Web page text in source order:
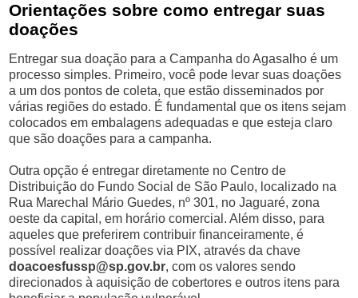
Orientações sobre como entregar suas
doações
Entregar sua doação para a Campanha do Agasalho é um
processo simples. Primeiro, você pode levar suas doações
a um dos pontos de coleta, que estão disseminados por
várias regiões do estado. É fundamental que os itens sejam
colocados em embalagens adequadas e que esteja claro
que são doações para a campanha.
Outra opção é entregar diretamente no Centro de
Distribuição do Fundo Social de São Paulo, localizado na
Rua Marechal Mário Guedes, nº 301, no Jaguaré, zona
oeste da capital, em horário comercial. Além disso, para
aqueles que preferirem contribuir financeiramente, é
possível realizar doações via PIX, através da chave
doacoesfussp@sp.gov.br, com os valores sendo
direcionados à aquisição de cobertores e outros itens para